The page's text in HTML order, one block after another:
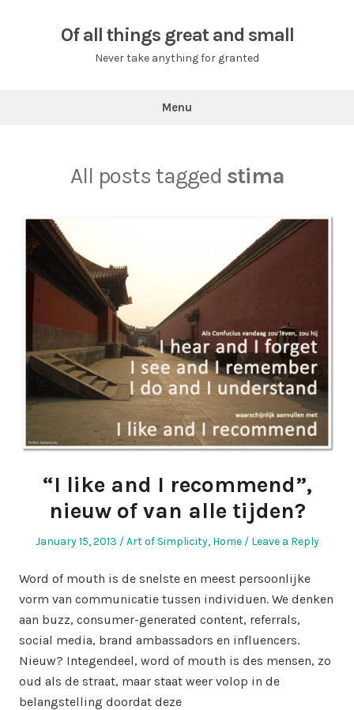
Of all things great and small
Never take anything for granted
Menu
All posts tagged stima
“I like and I recommend”,
nieuw of van alle tijden?
Posted
January 15, 2013
Posted
Art of Simplicity, Home Leave a Reply
Word of mouth is de snelste en meest persoonlijke
vorm van communicatie tussen individuen. We denken
aan buzz, consumer-generated content, referrals,
social media, brand ambassadors en influencers.
Nieuw? Integendeel, word of mouth is des mensen, zo
oud als de straat, maar staat weer volop in de
belangstelling doordat deze